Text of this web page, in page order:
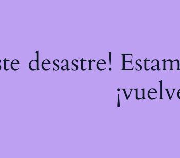
desastre!